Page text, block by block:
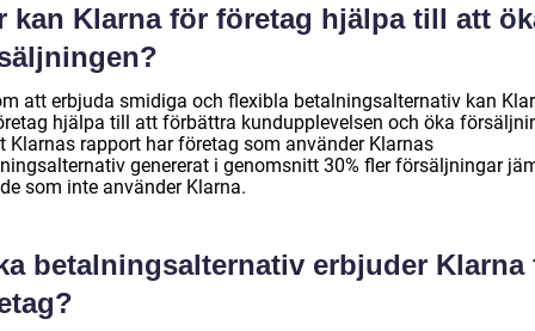
kan Klarna för företag hjälpa till att
att erbjuda smidiga och flexibla betalningsalternativ kan
hjälpa till att förbättra kundupplevelsen och öka
Klarnas rapport har företag som använder Klarnas
genererat i genomsnitt 30% fler försäljningar
som inte använder Klarna.
betalningsalternativ erbjuder Klarna